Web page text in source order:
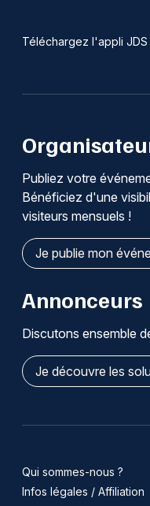
Téléchargez l'appli JDS
Publiez votre
Bénéficiez d'une
visiteurs mensuels !
Je publie mon
Annonceurs
Discutons ensemble
Je découvre les
Qui sommes-nous ?
Infos légales / Affiliation